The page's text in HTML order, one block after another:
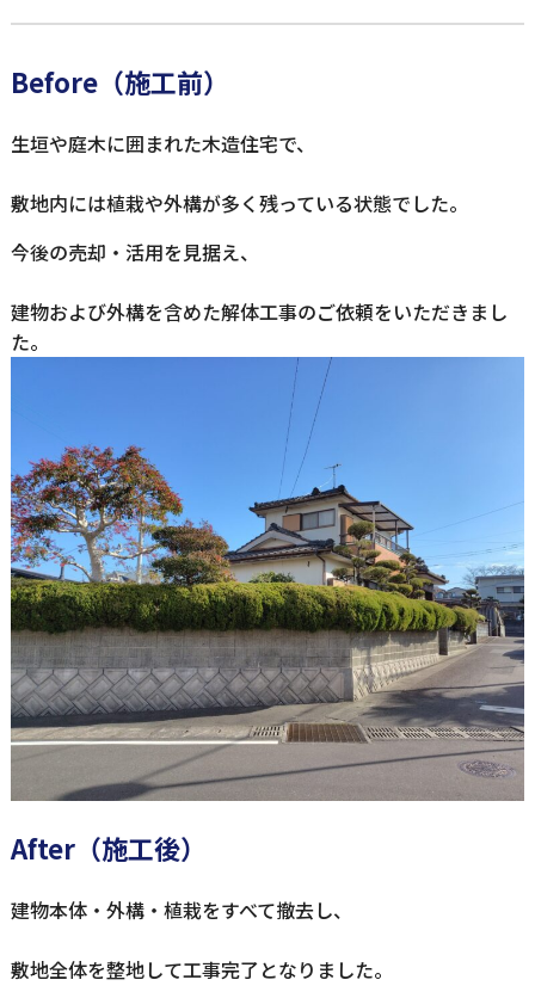
Before（施工前）
生垣や庭木に囲まれた木造住宅で、
敷地内には植栽や外構が多く残っている状態でした。
今後の売却・活用を見据え、
建物および外構を含めた解体工事のご依頼をいただきまし
た。
After（施工後）
建物本体・外構・植栽をすべて撤去し、
敷地全体を整地して工事完了となりました。